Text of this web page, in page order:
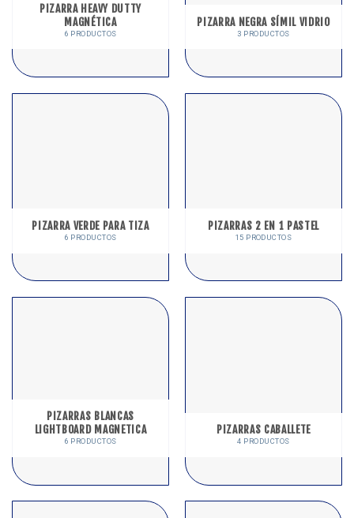
PIZARRA HEAVY DUTTY
MAGNÉTICA
6 PRODUCTOS
PIZARRA NEGRA SÍMIL VIDRIO
3 PRODUCTOS
PIZARRA VERDE PARA TIZA
6 PRODUCTOS
PIZARRAS 2 EN 1 PASTEL
15 PRODUCTOS
PIZARRAS BLANCAS
LIGHTBOARD MAGNETICA
6 PRODUCTOS
PIZARRAS CABALLETE
4 PRODUCTOS